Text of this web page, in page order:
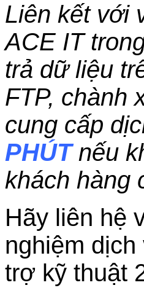
Liên kết với
ACE IT
trả dữ liệu
FTP, chành
cung cấp
PHÚTnếu
khách hàng
Hãy liên hệ
nghiệm
trợ kỹ thuật